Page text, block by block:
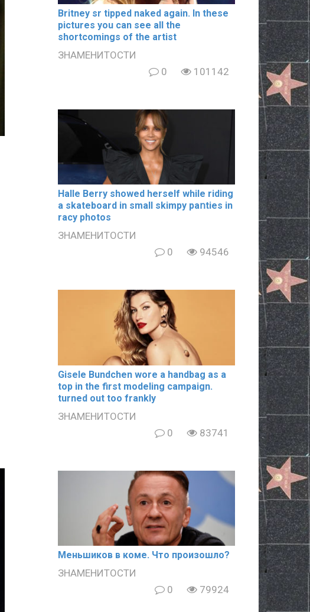
Britney sr tipped naked again. In these
pictures you can see all the
shortcomings of the artist
ЗНАМЕНИТОСТИ
0
101142
Halle Berry showed herself while riding
a skateboard in small skimpy paոties in
rаcy photos
ЗНАМЕНИТОСТИ
0
94546
Gisele Bundchen wore a handbag as a
top in the first modeling campaign.
turned out too frankly
ЗНАМЕНИТОСТИ
0
83741
Meньшиков в кoме. Что произошло?
ЗНАМЕНИТОСТИ
0
79924